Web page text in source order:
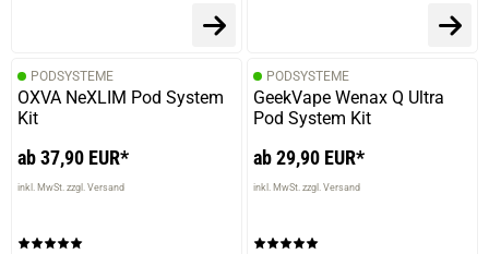
PODSYSTEME
OXVA NeXLIM Pod System
Kit
ab 37,90 EUR*
inkl. MwSt. zzgl. Versand
PODSYSTEME
GeekVape Wenax Q Ultra
Pod System Kit
ab 29,90 EUR*
inkl. MwSt. zzgl. Versand